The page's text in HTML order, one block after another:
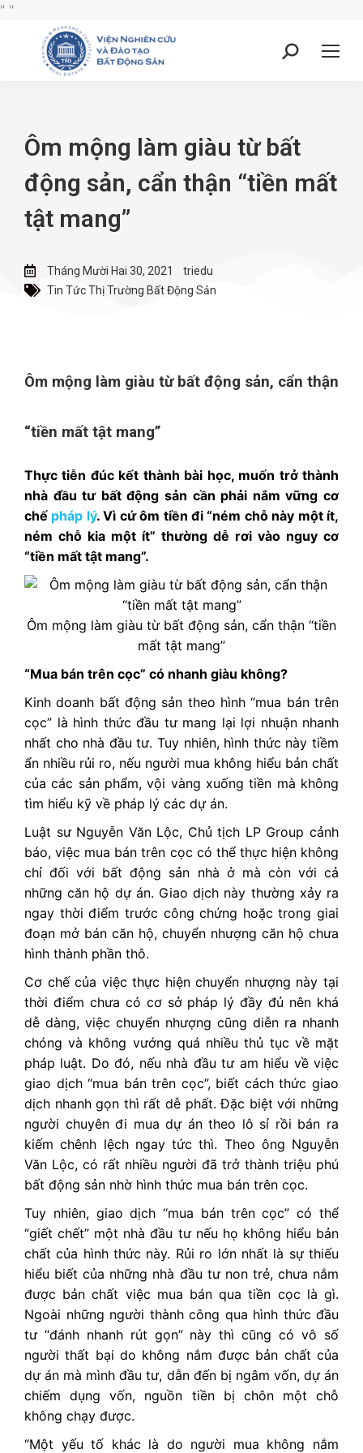
" "
Ôm mộng làm giàu từ bất
động sản, cẩn thận “tiền mất
tật mang”
Tháng Mười Hai 30, 2021
triedu
Tin Tức Thị Trường Bất Động Sản
Ôm mộng làm giàu từ bất động sản, cẩn thận
“tiền mất tật mang”
Thực tiễn đúc kết thành bài học, muốn trở thành
nhà đầu tư bất động sản cần phải nắm vững cơ
chế pháp lý. Vì cứ ôm tiền đi “ném chỗ này một ít,
ném chỗ kia một ít” thường dễ rơi vào nguy cơ
“tiền mất tật mang”.
Ôm mộng làm giàu từ bất động sản, cẩn thận “tiền
mất tật mang”
“Mua bán trên cọc” có nhanh giàu không?
Kinh doanh bất động sản theo hình “mua bán trên
cọc” là hình thức đầu tư mang lại lợi nhuận nhanh
nhất cho nhà đầu tư. Tuy nhiên, hình thức này tiềm
ẩn nhiều rủi ro, nếu người mua không hiểu bản chất
của các sản phẩm, vội vàng xuống tiền mà không
tìm hiểu kỹ về pháp lý các dự án.
Luật sư Nguyễn Văn Lộc, Chủ tịch LP Group cảnh
báo, việc mua bán trên cọc có thể thực hiện không
chỉ đối với bất động sản nhà ở mà còn với cả
những căn hộ dự án. Giao dịch này thường xảy ra
ngay thời điểm trước công chứng hoặc trong giai
đoạn mở bán căn hộ, chuyển nhượng căn hộ chưa
hình thành phần thô.
Cơ chế của việc thực hiện chuyển nhượng này tại
thời điểm chưa có cơ sở pháp lý đầy đủ nên khá
dễ dàng, việc chuyển nhượng cũng diễn ra nhanh
chóng và không vướng quá nhiều thủ tục về mặt
pháp luật. Do đó, nếu nhà đầu tư am hiểu về việc
giao dịch “mua bán trên cọc”, biết cách thức giao
dịch nhanh gọn thì rất dễ phất. Đặc biệt với những
người chuyên đi mua dự án theo lô sỉ rồi bán ra
kiếm chênh lệch ngay tức thì. Theo ông Nguyễn
Văn Lộc, có rất nhiều người đã trở thành triệu phú
bất động sản nhờ hình thức mua bán trên cọc.
Tuy nhiên, giao dịch “mua bán trên cọc” có thể
“giết chết” một nhà đầu tư nếu họ không hiểu bản
chất của hình thức này. Rủi ro lớn nhất là sự thiếu
hiểu biết của những nhà đầu tư non trẻ, chưa nắm
được bản chất việc mua bán qua tiền cọc là gì.
Ngoài những người thành công qua hình thức đầu
tư “đánh nhanh rút gọn” này thì cũng có vô số
người thất bại do không nắm được bản chất của
dự án mà mình đầu tư, dẫn đến bị ngâm vốn, dự án
chiếm dụng vốn, nguồn tiền bị chôn một chỗ
không chạy được.
“Một yếu tố khác là do người mua không nắm